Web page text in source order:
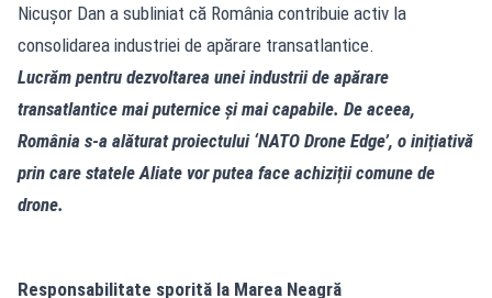
Nicușor Dan a subliniat că România contribuie activ la
consolidarea industriei de apărare transatlantice.
Lucrăm pentru dezvoltarea unei industrii de apărare
transatlantice mai puternice și mai capabile. De aceea,
România s-a alăturat proiectului ‘NATO Drone Edge’, o inițiativă
prin care statele Aliate vor putea face achiziții comune de
drone.
Responsabilitate sporită la Marea Neagră